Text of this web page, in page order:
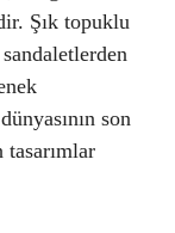
Şık topuklu
son